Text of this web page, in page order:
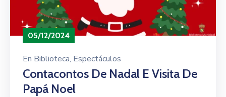
05/12/2024
En Biblioteca‚ Espectáculos
Contacontos De Nadal E Visita De
Papá Noel